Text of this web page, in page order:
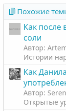
Похожие
Как после
соли
Автор:
Истории
Как
Автор:
Открытые